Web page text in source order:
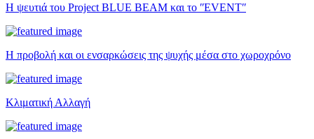
Η ψευτιά του Project BLUE BEAM και το ʺEVENTʺ
Η προβολή και οι ενσαρκώσεις της ψυχής μέσα στο χωροχρόνο
Κλιματική Αλλαγή